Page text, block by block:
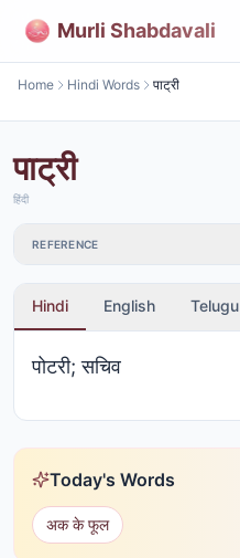
Murli Shabdavali
Home Hindi Words पाट्री
पाट्री
हिंदी
REFERENCE
Hindi English Telugu
पोटरी; सचिव
Today's Words
अक के फूल